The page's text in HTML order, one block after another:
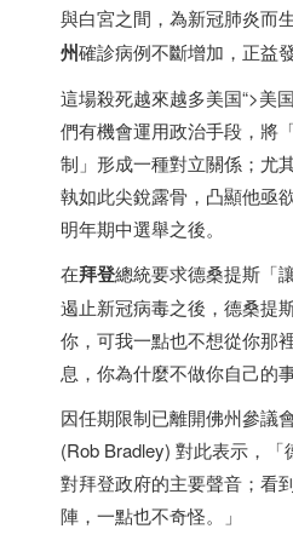
與白宮之間，為新冠肺炎而
州確診病例不斷增加，正益
這場殺死越來越多美国“>美国
們有機會運用政治手段，將
制」形成一種對立關係；尤
執如此尖銳露骨，凸顯他亟
明年期中選舉之後。
在拜登總統要求德桑提斯「
遏止新冠病毒之後，德桑提
你，可我一點也不想從你那
息，你為什麼不做你自己的
因任期限制已離開佛州參議
(Rob Bradley) 對此表示，「
對拜登政府的主要聲音；看
陣，一點也不奇怪。」